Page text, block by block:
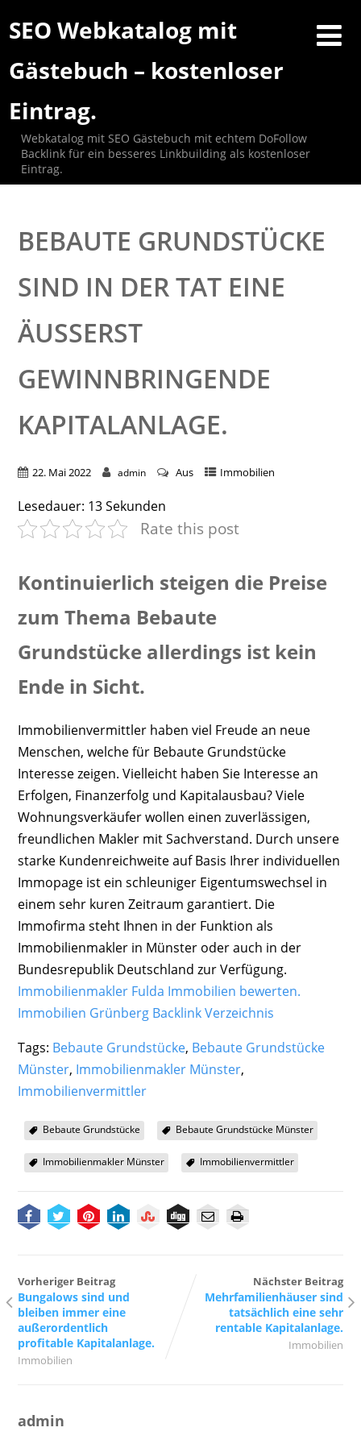
SEO Webkatalog mit
Gästebuch – kostenloser
Eintrag.
Webkatalog mit SEO Gästebuch mit echtem DoFollow
Backlink für ein besseres Linkbuilding als kostenloser
Eintrag.
BEBAUTE GRUNDSTÜCKE
SIND IN DER TAT EINE
ÄUSSERST G
EWINNBRINGENDE K
APITALANLAGE.
22. Mai 2022 admin Aus Immobilien
Lesedauer: 13Sekunden
Rate this post
Kontinuierlich steigen die Preise
zum Thema Bebaute
Grundstücke allerdings ist kein
Ende in Sicht.
Immobilienvermittler haben viel Freude an neue
Menschen, welche für Bebaute Grundstücke
Interesse zeigen. Vielleicht haben Sie Interesse an
Erfolgen, Finanzerfolg und Kapitalausbau? Viele
Wohnungsverkäufer wollen einen zuverlässigen,
freundlichen Makler mit Sachverstand. Durch unsere
starke Kundenreichweite auf Basis Ihrer individuellen
Immopage ist ein schleuniger Eigentumswechsel in
einem sehr kuren Zeitraum garantiert. Die
Immofirma steht Ihnen in der Funktion als
Immobilienmakler in Münster oder auch in der
Bundesrepublik Deutschland zur Verfügung.
Immobilienmakler Fulda Immobilien bewerten.
Immobilien Grünberg Backlink Verzeichnis
Tags: Bebaute Grundstücke, Bebaute Grundstücke
Münster, Immobilienmakler Münster,
Immobilienvermittler
Bebaute Grundstücke Bebaute Grundstücke Münster
Immobilienmakler Münster Immobilienvermittler
Vorheriger Beitrag
Bungalows sind und
bleiben immer eine
außerordentlich
profitable Kapitalanlage.
Immobilien
Nächster Beitrag
Mehrfamilienhäuser sind
tatsächlich eine sehr
rentable Kapitalanlage.
Immobilien
admin